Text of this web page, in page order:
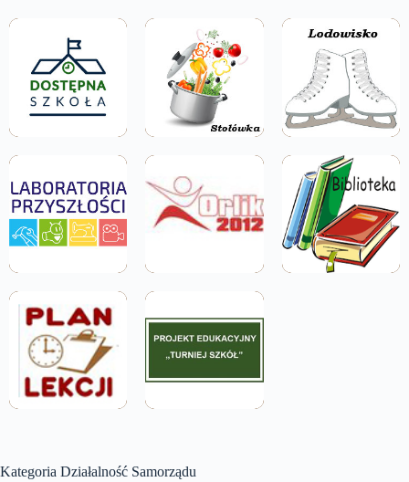
Kategoria Działalność Samorządu